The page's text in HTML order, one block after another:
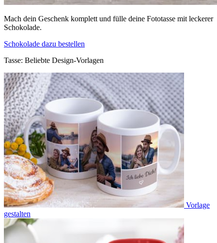
Mach dein Geschenk komplett und fülle deine Fototasse mit leckerer
Schokolade.
Schokolade dazu bestellen
Tasse: Beliebte Design-Vorlagen
Vorlage
gestalten